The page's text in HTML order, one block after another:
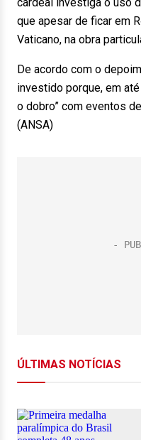
que apesar de ficar em
Vaticano, na obra
De acordo com o
investido porque, em
o dobro” com eventos
(ANSA)